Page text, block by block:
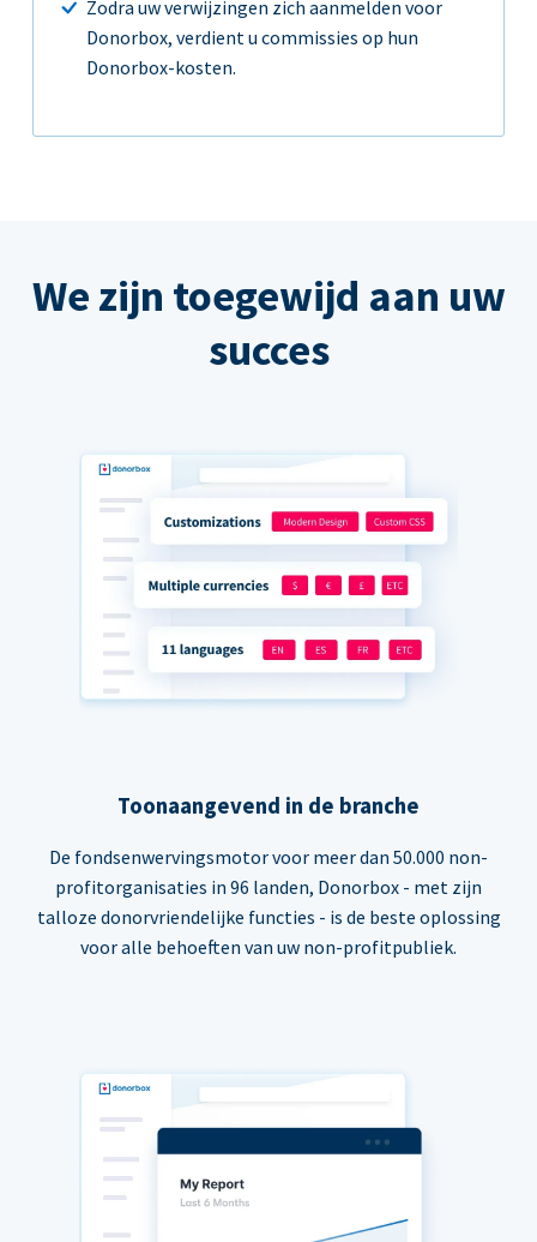
Zodra uw verwijzingen zich aanmelden voor
Donorbox, verdient u commissies op hun
Donorbox-kosten.
We zijn toegewijd aan uw
succes
Toonaangevend in de branche
De fondsenwervingsmotor voor meer dan 50.000 non-
profitorganisaties in 96 landen, Donorbox - met zijn
talloze donorvriendelijke functies - is de beste oplossing
voor alle behoeften van uw non-profitpubliek.